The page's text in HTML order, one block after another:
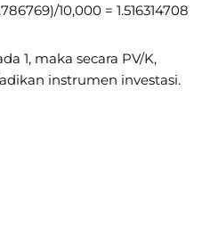
10,000 = 1.516314708
1, maka secara PV/K,
instrumen investasi.